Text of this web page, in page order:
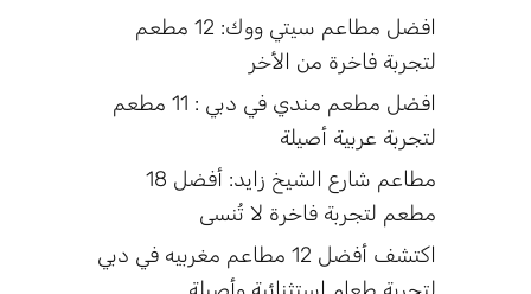
افضل مطاعم سيتي ووك: 12 مطعم
لتجربة فاخرة من الأخر
افضل مطعم مندي في دبي : 11 مطعم
لتجربة عربية أصيلة
مطاعم شارع الشيخ زايد: أفضل 18
مطعم لتجربة فاخرة لا تُنسى
اكتشف أفضل 12 مطاعم مغربيه في دبي
لتجربة طعام استثنائية وأصيلة